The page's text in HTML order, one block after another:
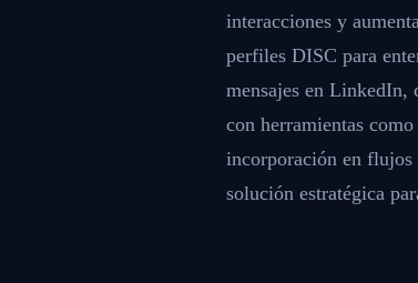
interacciones y
perfiles DISC para
mensajes en LinkedIn,
con herramientas
incorporación en flujos
solución estratégica